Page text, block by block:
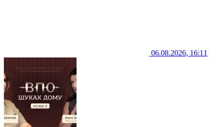
06.08.2026, 16:11